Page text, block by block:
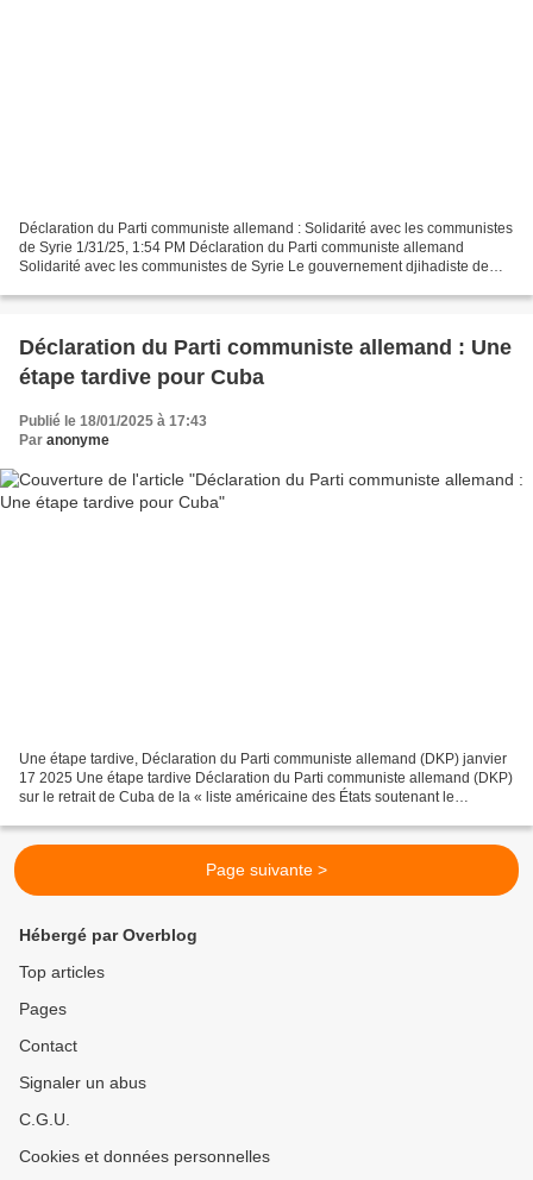
Déclaration du Parti communiste allemand : Solidarité avec les communistes
de Syrie 1/31/25, 1:54 PM Déclaration du Parti communiste allemand
Solidarité avec les communistes de Syrie Le gouvernement djihadiste de
Déclaration du Parti communiste allemand : Une
étape tardive pour Cuba
Publié le 18/01/2025 à 17:43
Par anonyme
Une étape tardive, Déclaration du Parti communiste allemand (DKP) janvier
17 2025 Une étape tardive Déclaration du Parti communiste allemand (DKP)
sur le retrait de Cuba de la « liste américaine des États soutenant le
Page suivante >
Hébergé par Overblog
Top articles
Pages
Contact
Signaler un abus
C.G.U.
Cookies et données personnelles